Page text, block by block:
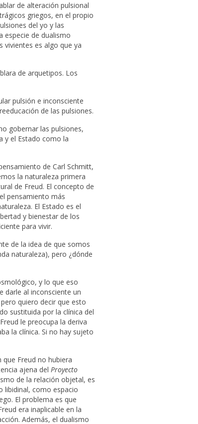
de alteración pulsional
griegos, en el propio
del yo y las
especie de dualismo
vivientes es algo que ya
de arquetipos. Los
pulsión e inconsciente
de las pulsiones.
gobernar las pulsiones,
y el Estado como la
de Carl Schmitt,
la naturaleza primera
de Freud. El concepto de
pensamiento más
El Estado es el
y bienestar de los
para vivir.
de la idea de que somos
naturaleza), pero ¿dónde
y lo que eso
darle al inconsciente un
quiero decir que esto
sustituida por la clínica del
le preocupa la deriva
la clínica. Si no hay sujeto
Freud no hubiera
ajena del Proyecto
de la relación objetal, es
libidinal, como espacio
El problema es que
era inaplicable en la
Además, el dualismo